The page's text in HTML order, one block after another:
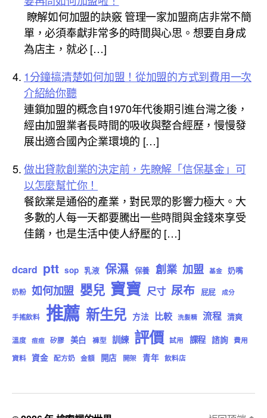
瞭解如何加盟的訣竅 管理一家加盟商店非常不簡
單，必須奉獻非常多的時間與心思。想要自身成
為店主，就必 […]
1分鐘搞清楚如何加盟！從加盟的方式到費用一次
介紹給你聽
連鎖加盟的概念自1970年代後期引進台灣之後，
經由加盟業者長時間的吸收與整合經歷，慢慢發
展出適合國內企業環境的 […]
做出貸款創業的決定前，先瞭解「信保基金」可
以怎麼幫忙你！
餐飲業是通俗的產業，對民眾的影響力極大。大
多數的人每一天都要騰出一些時間與金錢來享受
佳餚，也是生活中使人紓壓的 […]
dcard ptt sop 乳液 保濕 保養 創業 加盟 基金 奶嘴
奶粉 如何加盟 嬰兒 寶寶 尺寸 尿布 屁屁 成分
手搖飲料 推薦 新生兒 方法 比較 洗髮精 流程 清爽
溫度 痘痘 矽膠 美白 褲型 訓練 評價 試用 課程 諮詢 費用
資料 資金 配方奶 金額 開店 開架 青年 飲料店